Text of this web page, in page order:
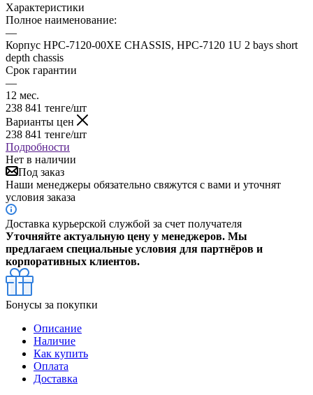
Характеристики
Полное наименование:
—
Корпус HPC-7120-00XE CHASSIS, HPC-7120 1U 2 bays short
depth chassis
Срок гарантии
—
12 мес.
238 841 тенге/шт
Варианты цен
238 841 тенге/шт
Подробности
Нет в наличии
Под заказ
Наши менеджеры обязательно свяжутся с вами и уточнят
условия заказа
Доставка курьерской службой за счет получателя
Уточняйте актуальную цену у менеджеров. Мы
предлагаем специальные условия для партнёров и
корпоративных клиентов.
Бонусы за покупки
Описание
Наличие
Как купить
Оплата
Доставка